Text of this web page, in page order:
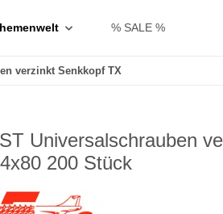
% SALE %
verzinkt Senkkopf TX
Universalschrauben
200 Stück